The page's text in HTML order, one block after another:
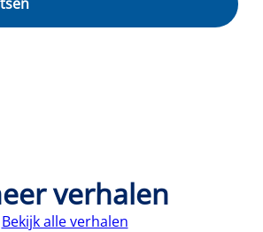
verhalen
Bekijk alle verhalen